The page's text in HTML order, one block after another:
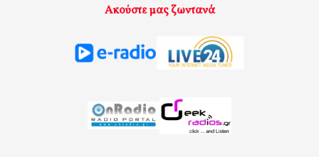
Ακούστε μας ζωντανά